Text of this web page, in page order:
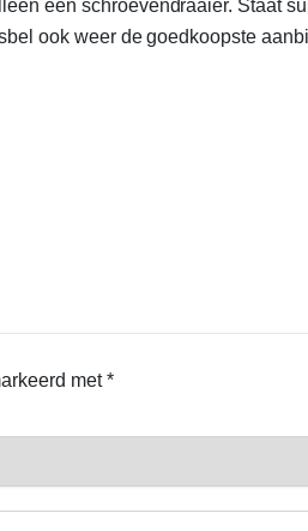
een schroevendraaier. Staat
ook weer de goedkoopste
met*